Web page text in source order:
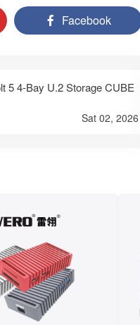
Facebook
5 4-Bay U.2 Storage CUBE
Sat 02, 2026